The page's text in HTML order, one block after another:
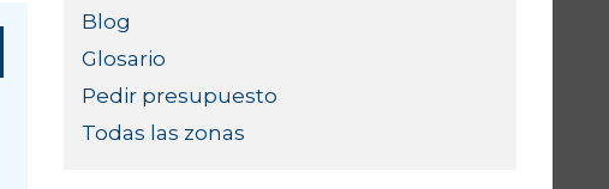
Blog
Glosario
Pedir presupuesto
Todas las zonas